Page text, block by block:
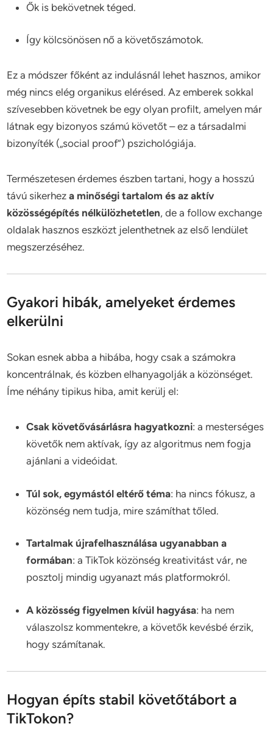
Ők is bekövetnek téged.
Így kölcsönösen nő a követőszámotok.
Ez a módszer főként az indulásnál lehet hasznos, amikor
még nincs elég organikus elérésed. Az emberek sokkal
szívesebben követnek be egy olyan profilt, amelyen már
látnak egy bizonyos számú követőt – ez a társadalmi
bizonyíték („social proof”) pszichológiája.
Természetesen érdemes észben tartani, hogy a hosszú
távú sikerheza minőségi tartalom és az aktív
közösségépítés nélkülözhetetlen, de a follow exchange
oldalak hasznos eszközt jelenthetnek az első lendület
megszerzéséhez.
Gyakori hibák, amelyeket érdemes
elkerülni
Sokan esnek abba a hibába, hogy csak a számokra
koncentrálnak, és közben elhanyagolják a közönséget.
Íme néhány tipikus hiba, amit kerülj el:
Csak követővásárlásra hagyatkozni: a mesterséges
követők nem aktívak, így az algoritmus nem fogja
ajánlani a videóidat.
Túl sok, egymástól eltérő téma: ha nincs fókusz, a
közönség nem tudja, mire számíthat tőled.
Tartalmak újrafelhasználása ugyanabban a
formában: a TikTok közönség kreativitást vár, ne
posztolj mindig ugyanazt más platformokról.
A közösség figyelmen kívül hagyása: ha nem
válaszolsz kommentekre, a követők kevésbé érzik,
hogy számítanak.
Hogyan építs stabil követőtábort a
TikTokon?